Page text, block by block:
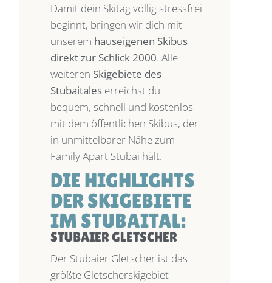
Damit dein Skitag völlig stressfrei
beginnt, bringen wir dich mit
unserem hauseigenen Skibus
direkt zur Schlick 2000. Alle
weiteren Skigebiete des
Stubaitales erreichst du
bequem, schnell und kostenlos
mit dem öffentlichen Skibus, der
in unmittelbarer Nähe zum
Family Apart Stubai hält.
DIE HIGHLIGHTS
DER SKIGEBIETE
IM STUBAITAL:
STUBAIER GLETSCHER
Der Stubaier Gletscher ist das
größte Gletscherskigebiet